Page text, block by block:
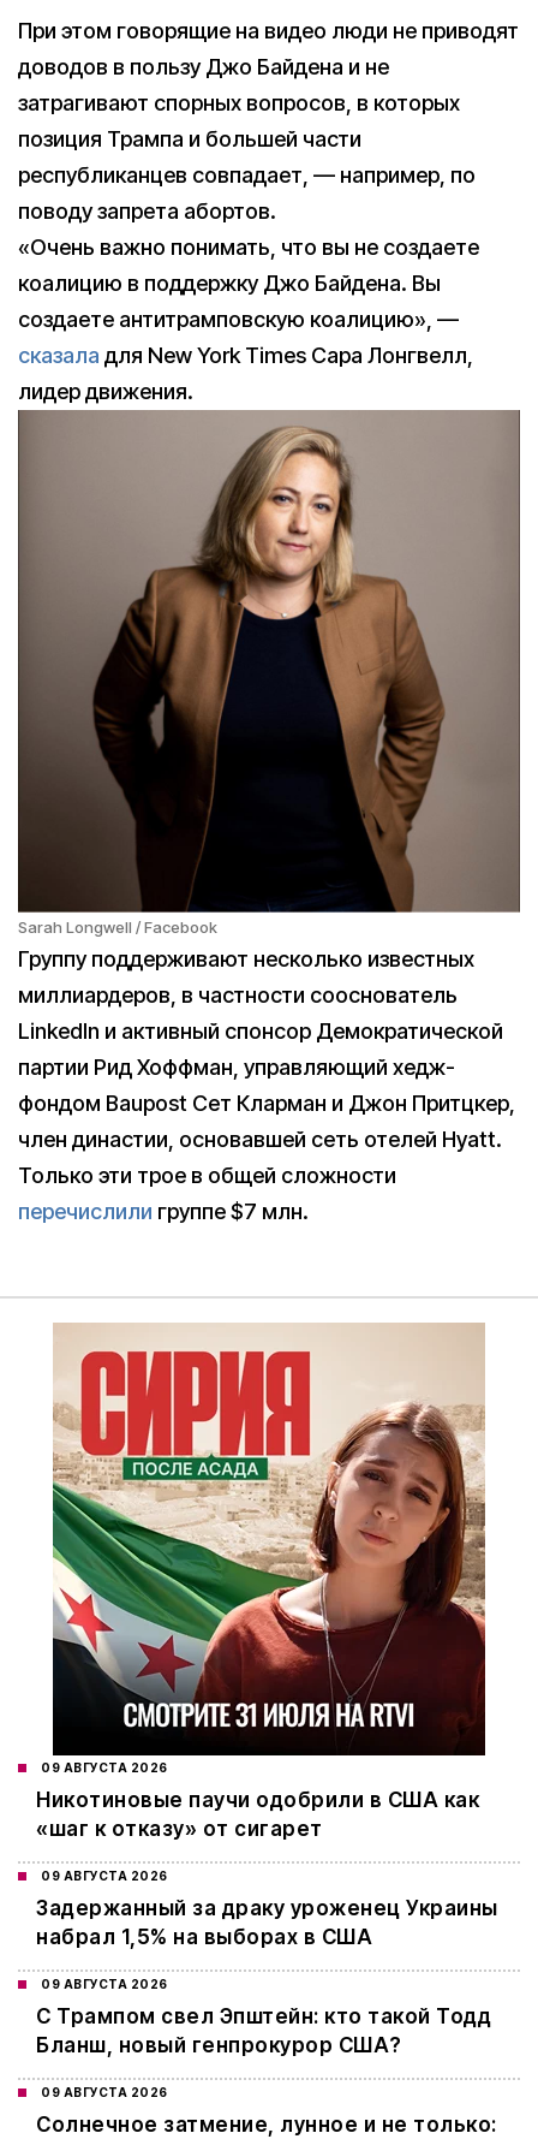
При этом говорящие на видео люди не приводят
доводов в пользу Джо Байдена и не
затрагивают спорных вопросов, в которых
позиция Трампа и большей части
республиканцев совпадает, — например, по
поводу запрета абортов.
«Очень важно понимать, что вы не создаете
коалицию в поддержку Джо Байдена. Вы
создаете антитрамповскую коалицию», —
сказала для New York Times Сара Лонгвелл,
лидер движения.
Sarah Longwell / Facebook
Группу поддерживают несколько известных
миллиардеров, в частности сооснователь
LinkedIn и активный спонсор Демократической
партии Рид Хоффман, управляющий хедж-
фондом Baupost Сет Кларман и Джон Притцкер,
член династии, основавшей сеть отелей Hyatt.
Только эти трое в общей сложности
перечислили группе $7 млн.
09 АВГУСТА 2026
Никотиновые паучи одобрили в США как
«шаг к отказу» от сигарет
09 АВГУСТА 2026
Задержанный за драку уроженец Украины
набрал 1,5% на выборах в США
09 АВГУСТА 2026
С Трампом свел Эпштейн: кто такой Тодд
Бланш, новый генпрокурор США?
09 АВГУСТА 2026
Cолнечное затмение, лунное и не только: